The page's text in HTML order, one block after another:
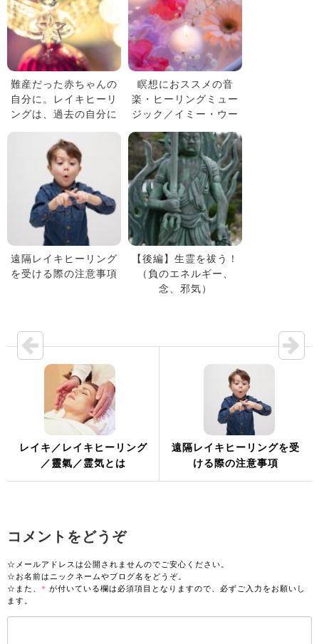
難産だった赤ちゃんの
自分に。レイキヒーリ
ングは、過去の自分に
瞑想におススメの音
楽・ヒーリングミュー
ジック／イミー・ウー
然の音など
遠隔レイキヒーリング
を受ける際の注意事項
【後編】生霊を祓う！
（負のエネルギー、
念、邪気）
レイキ／レイキヒーリング
／靈氣／霊気とは
遠隔レイキヒーリングを受
ける際の注意事項
コメントをどうぞ
☆メールアドレスは公開されませんのでご安心ください。
☆お名前はニックネームやブログ名をどうぞ。
☆また、 * が付いている欄は必須項目となりますので、必ずご入力をお願いし
ます。